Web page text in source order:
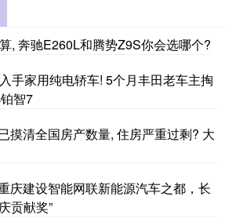
, 奔驰E260L和腾势Z9S你会选哪个?
手家用纯电轿车! 5个月丰田老车主掏
智7
摸清全国房产数量, 住房严重过剩? 大
庆建设智能网联新能源汽车之都，长
贡献奖”